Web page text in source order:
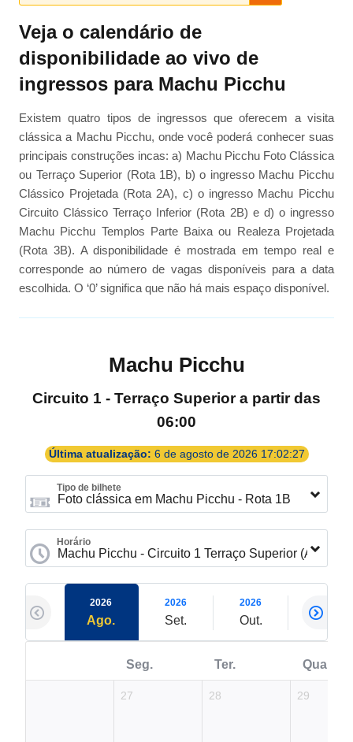
Veja o calendário de
disponibilidade ao vivo de
ingressos para Machu Picchu
Existem quatro tipos de ingressos que oferecem a visita
clássica a Machu Picchu, onde você poderá conhecer suas
principais construções incas: a) Machu Picchu Foto Clássica
ou Terraço Superior (Rota 1B), b) o ingresso Machu Picchu
Clássico Projetada (Rota 2A), c) o ingresso Machu Picchu
Circuito Clássico Terraço Inferior (Rota 2B) e d) o ingresso
Machu Picchu Templos Parte Baixa ou Realeza Projetada
(Rota 3B). A disponibilidade é mostrada em tempo real e
corresponde ao número de vagas disponíveis para a data
escolhida. O ‘0’ significa que não há mais espaço disponível.
Machu Picchu
Circuito 1 - Terraço Superior a partir das
06:00
Última atualização: 6 de agosto de 2026 17:02:27
Tipo de bilhete
Horário
2026
Ago.
2026
Set.
2026
Out. Nov.
Seg.
27
Ter.
28
Qua.
29